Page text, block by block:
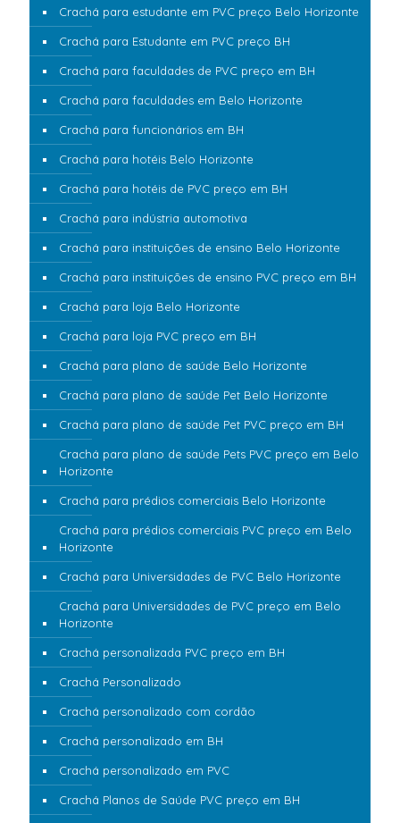
Crachá para estudante em PVC preço Belo Horizonte
Crachá para Estudante em PVC preço BH
Crachá para faculdades de PVC preço em BH
Crachá para faculdades em Belo Horizonte
Crachá para funcionários em BH
Crachá para hotéis Belo Horizonte
Crachá para hotéis de PVC preço em BH
Crachá para indústria automotiva
Crachá para instituições de ensino Belo Horizonte
Crachá para instituições de ensino PVC preço em BH
Crachá para loja Belo Horizonte
Crachá para loja PVC preço em BH
Crachá para plano de saúde Belo Horizonte
Crachá para plano de saúde Pet Belo Horizonte
Crachá para plano de saúde Pet PVC preço em BH
Crachá para plano de saúde Pets PVC preço em Belo
Horizonte
Crachá para prédios comerciais Belo Horizonte
Crachá para prédios comerciais PVC preço em Belo
Horizonte
Crachá para Universidades de PVC Belo Horizonte
Crachá para Universidades de PVC preço em Belo
Horizonte
Crachá personalizada PVC preço em BH
Crachá Personalizado
Crachá personalizado com cordão
Crachá personalizado em BH
Crachá personalizado em PVC
Crachá Planos de Saúde PVC preço em BH